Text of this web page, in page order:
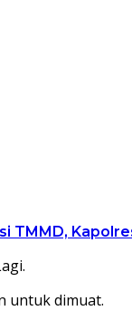
TMMD,
untuk dimuat.